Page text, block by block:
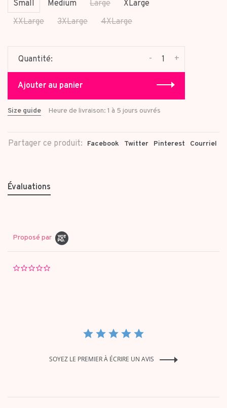
Small Medium Large
XLarge
XXLarge
3XLarge 4XLarge
Quantité: +
-
Ajouter au panier
Size guide Heure de livraison: 1 à 5 jours ouvrés
Partager ce produit: Facebook Twitter Pinterest Courriel
Évaluations
Proposé par
SOYEZ LE PREMIER À ÉCRIRE UN AVIS